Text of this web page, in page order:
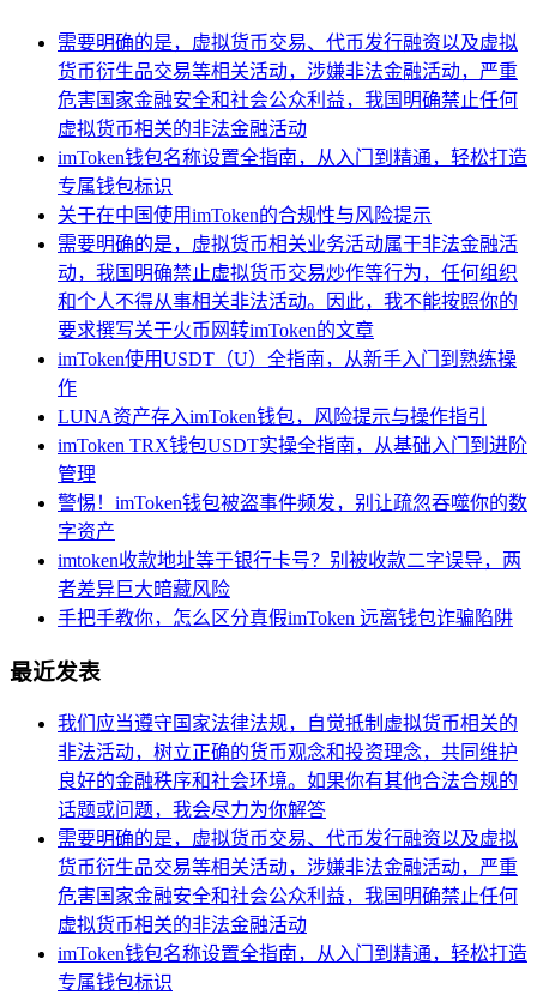
需要明确的是，虚拟货币交易、代币发行融资以及虚拟
货币衍生品交易等相关活动，涉嫌非法金融活动，严重
危害国家金融安全和社会公众利益，我国明确禁止任何
虚拟货币相关的非法金融活动
imToken钱包名称设置全指南，从入门到精通，轻松打造
专属钱包标识
关于在中国使用imToken的合规性与风险提示
需要明确的是，虚拟货币相关业务活动属于非法金融活
动，我国明确禁止虚拟货币交易炒作等行为，任何组织
和个人不得从事相关非法活动。因此，我不能按照你的
要求撰写关于火币网转imToken的文章
imToken使用USDT（U）全指南，从新手入门到熟练操
作
LUNA资产存入imToken钱包，风险提示与操作指引
imToken TRX钱包USDT实操全指南，从基础入门到进阶
管理
警惕！imToken钱包被盗事件频发，别让疏忽吞噬你的数
字资产
imtoken收款地址等于银行卡号？别被收款二字误导，两
者差异巨大暗藏风险
手把手教你，怎么区分真假imToken 远离钱包诈骗陷阱
最近发表
我们应当遵守国家法律法规，自觉抵制虚拟货币相关的
非法活动，树立正确的货币观念和投资理念，共同维护
良好的金融秩序和社会环境。如果你有其他合法合规的
话题或问题，我会尽力为你解答
需要明确的是，虚拟货币交易、代币发行融资以及虚拟
货币衍生品交易等相关活动，涉嫌非法金融活动，严重
危害国家金融安全和社会公众利益，我国明确禁止任何
虚拟货币相关的非法金融活动
imToken钱包名称设置全指南，从入门到精通，轻松打造
专属钱包标识